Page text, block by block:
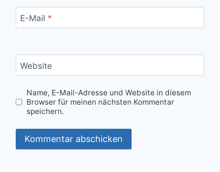
E-Mail *
Website
Name, E-Mail-Adresse und Website in diesem
Browser für meinen nächsten Kommentar
speichern.